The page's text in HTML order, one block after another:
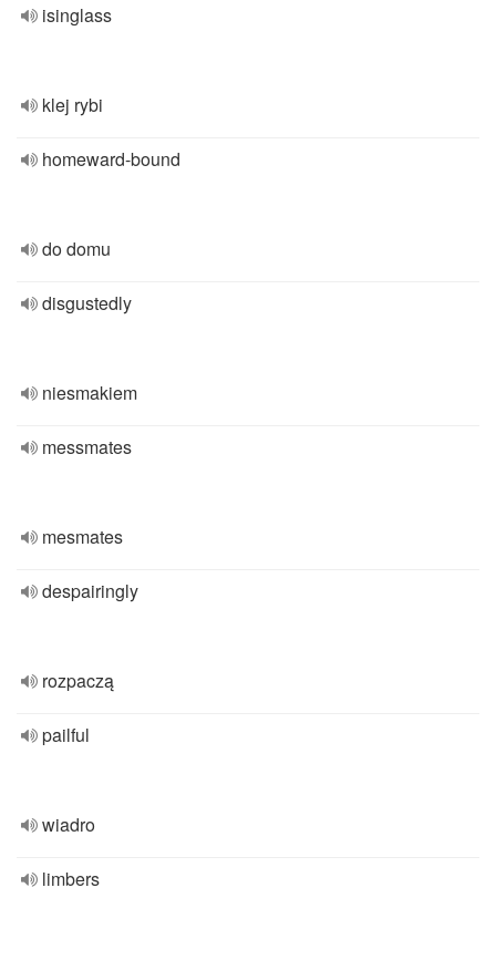
isinglass
klej rybi
homeward-bound
do domu
disgustedly
niesmakiem
messmates
mesmates
despairingly
rozpaczą
pailful
wiadro
limbers